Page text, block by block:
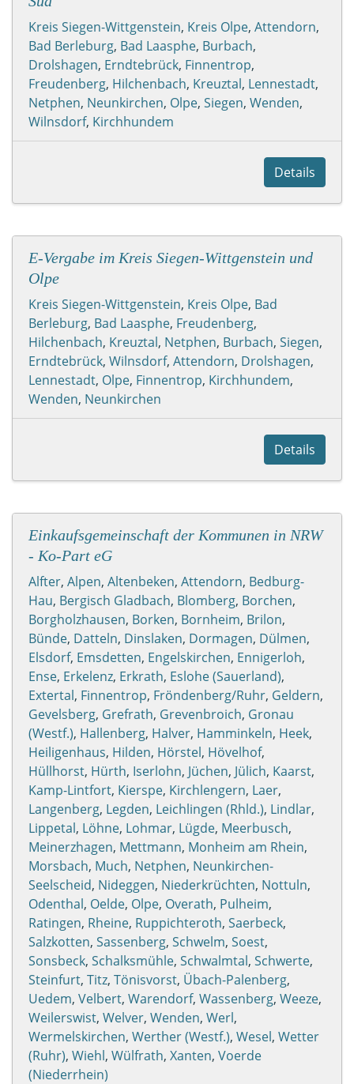
Kreis Siegen-Wittgenstein, Kreis Olpe, Attendorn,
Bad Berleburg, Bad Laasphe, Burbach,
Drolshagen, Erndtebrück, Finnentrop,
Freudenberg, Hilchenbach, Kreuztal, Lennestadt,
Netphen, Neunkirchen, Olpe, Siegen, Wenden,
Wilnsdorf, Kirchhundem
Details
E-Vergabe im Kreis Siegen-Wittgenstein und
Olpe
Kreis Siegen-Wittgenstein, Kreis Olpe, Bad
Berleburg, Bad Laasphe, Freudenberg,
Hilchenbach, Kreuztal, Netphen, Burbach, Siegen,
Erndtebrück, Wilnsdorf, Attendorn, Drolshagen,
Lennestadt, Olpe, Finnentrop, Kirchhundem,
Wenden, Neunkirchen
Details
Einkaufsgemeinschaft der Kommunen in NRW
- Ko-Part eG
Alfter, Alpen, Altenbeken, Attendorn, Bedburg-
Hau, Bergisch Gladbach, Blomberg, Borchen,
Borgholzhausen, Borken, Bornheim, Brilon,
Bünde, Datteln, Dinslaken, Dormagen, Dülmen,
Elsdorf, Emsdetten, Engelskirchen, Ennigerloh,
Ense, Erkelenz, Erkrath, Eslohe (Sauerland),
Extertal, Finnentrop, Fröndenberg/Ruhr, Geldern,
Gevelsberg, Grefrath, Grevenbroich, Gronau
(Westf.), Hallenberg, Halver, Hamminkeln, Heek,
Heiligenhaus, Hilden, Hörstel, Hövelhof,
Hüllhorst, Hürth, Iserlohn, Jüchen, Jülich, Kaarst,
Kamp-Lintfort, Kierspe, Kirchlengern, Laer,
Langenberg, Legden, Leichlingen (Rhld.), Lindlar,
Lippetal, Löhne, Lohmar, Lügde, Meerbusch,
Meinerzhagen, Mettmann, Monheim am Rhein,
Morsbach, Much, Netphen, Neunkirchen-
Seelscheid, Nideggen, Niederkrüchten, Nottuln,
Odenthal, Oelde, Olpe, Overath, Pulheim,
Ratingen, Rheine, Ruppichteroth, Saerbeck,
Salzkotten, Sassenberg, Schwelm, Soest,
Sonsbeck, Schalksmühle, Schwalmtal, Schwerte,
Steinfurt, Titz, Tönisvorst, Übach-Palenberg,
Uedem, Velbert, Warendorf, Wassenberg, Weeze,
Weilerswist, Welver, Wenden, Werl,
Wermelskirchen, Werther (Westf.), Wesel, Wetter
(Ruhr), Wiehl, Wülfrath, Xanten, Voerde
(Niederrhein)